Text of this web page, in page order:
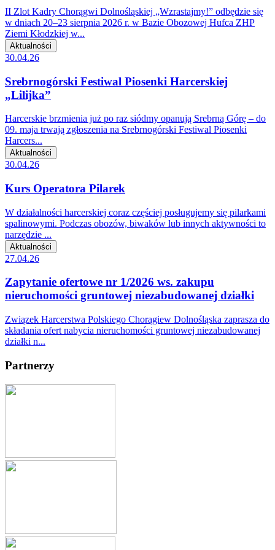
II Zlot Kadry Chorągwi Dolnośląskiej „Wzrastajmy!” odbędzie się
w dniach 20–23 sierpnia 2026 r. w Bazie Obozowej Hufca ZHP
Ziemi Kłodzkiej w...
Aktualności
30.04.26
Srebrnogórski Festiwal Piosenki Harcerskiej
„Lilijka”
Harcerskie brzmienia już po raz siódmy opanują Srebrną Górę – do
09. maja trwają zgłoszenia na Srebrnogórski Festiwal Piosenki
Harcers...
Aktualności
30.04.26
Kurs Operatora Pilarek
W działalności harcerskiej coraz częściej posługujemy się pilarkami
spalinowymi. Podczas obozów, biwaków lub innych aktywności to
narzędzie ...
Aktualności
27.04.26
Zapytanie ofertowe nr 1/2026 ws. zakupu
nieruchomości gruntowej niezabudowanej działki
Związek Harcerstwa Polskiego Chorągiew Dolnośląska zaprasza do
składania ofert nabycia nieruchomości gruntowej niezabudowanej
działki n...
Partnerzy